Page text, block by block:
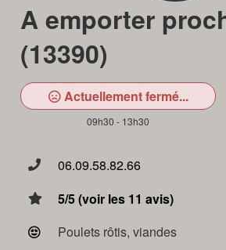
A emporter
(13390)
Actuellement fermé...
09h30 - 13h30
06.09.58.82.66
5/5 (voir les 11 avis)
Poulets rôtis, viandes